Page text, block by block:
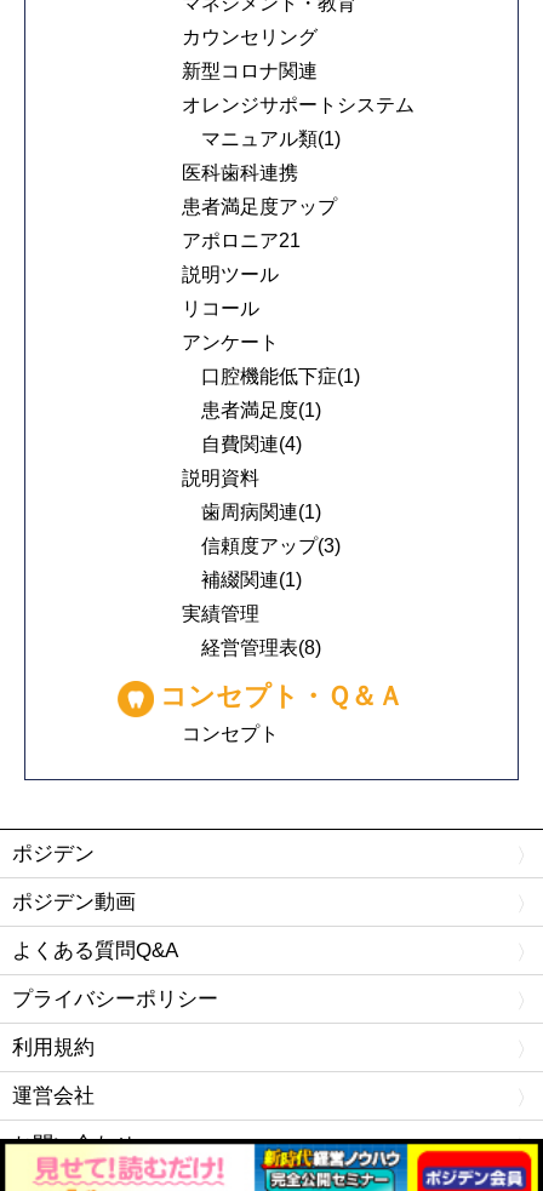
カウンセリング
新型コロナ関連
オレンジサポートシステム
マニュアル類(1)
医科歯科連携
患者満足度アップ
アポロニア21
説明ツール
リコール
アンケート
口腔機能低下症(1)
患者満足度(1)
自費関連(4)
説明資料
歯周病関連(1)
信頼度アップ(3)
補綴関連(1)
実績管理
経営管理表(8)
コンセプト・Ｑ＆Ａ
コンセプト
ポジデン
ポジデン動画
よくある質問Q&A
プライバシーポリシー
利用規約
運営会社
お問い合わせ